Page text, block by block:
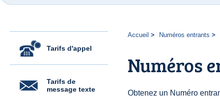
Tarifs d'appel
Tarifs de
message texte
Accueil Numéros entrants
Numéros
Obtenez un Numéro